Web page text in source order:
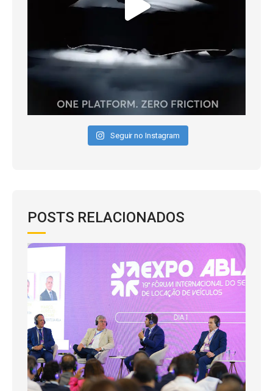
Seguir no Instagram
POSTS RELACIONADOS